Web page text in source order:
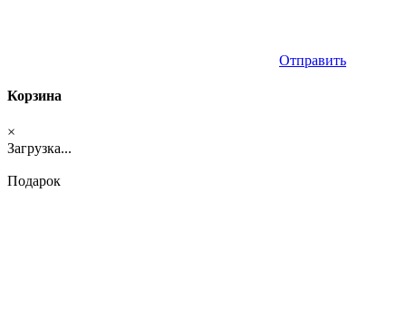
Отправить
Корзина
×
Загрузка...
Подарок